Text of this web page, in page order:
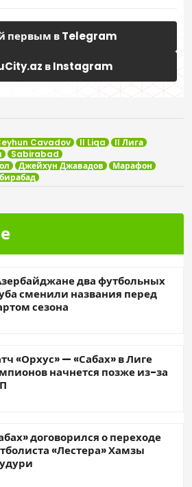
первым в Telegram
в Instagram
Cavadov II Liqa
II Лига
Sabirabad
Джейхун Джавадов
Марафон
два футбольных
сменили названия перед
сезона
«Орхус» — «Сабах» в Лиге
начнется позже из-за
договорился о переходе
«Лестера» Хамзы